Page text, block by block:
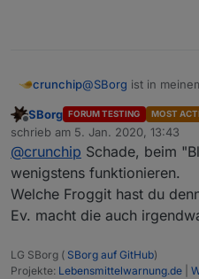
crunchip@SBorg ist in
auch nicht geändert
hab die gleich
https://
Offline
SBorg FORUM TESTING MOST
schrieb am 5. Jan. 2020, 13:43
zuletzt editiert von
@crunchip Schade, beim
wenigstens funktionieren.
Welche Froggit hast du
Ev. macht die auch
LG SBorg ( SBorg auf GitHub)
Projekte: Lebensmittelwarnung.de